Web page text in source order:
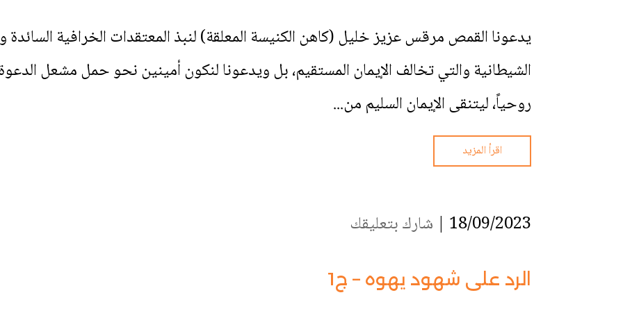
يدعونا القمص مرقس عزيز خليل (كاهن الكنيسة المعلقة) لنبذ المعتقدات الخرافية
الشيطانية والتي تخالف الإيمان المستقيم، بل ويدعونا لنكون أمينين نحو حمل مشعل
روحياً، ليتنقى الإيمان السليم من...
اقرأ المزيد
18/09/2023 | شارك بتعليقك
الرد على شهود يهوه – ج1